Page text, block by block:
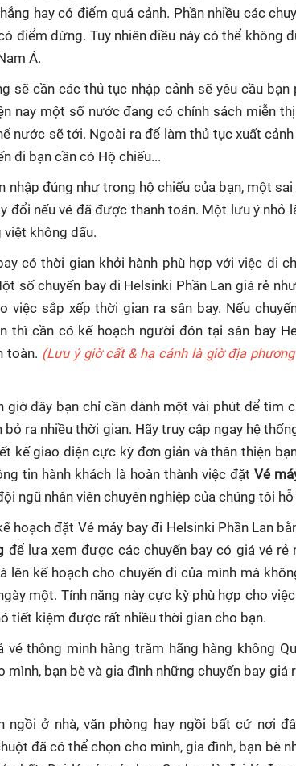
hay có điểm quá cảnh. Phần nhiều các
điểm dừng. Tuy nhiên điều này có thể không
Á.
sẽ cần các thủ tục nhập cảnh sẽ yêu cầu bạn
nay một số nước đang có chính sách miễn
nước sẽ tới. Ngoài ra để làm thủ tục xuất
đi bạn cần có Hộ chiếu...
nhập đúng như trong hộ chiếu của bạn, một
đổi nếu vé đã được thanh toán. Một lưu ý nhỏ
việt không dấu.
có thời gian khởi hành phù hợp với việc di
số chuyến bay đi Helsinki Phần Lan giá rẻ
việc sắp xếp thời gian ra sân bay. Nếu
thì cần có kế hoạch người đón tại sân bay
toàn. (Lưu ý giờ cất & hạ cánh là giờ địa
giờ đây bạn chỉ cần dành một vài phút để tìm
bỏ ra nhiều thời gian. Hãy truy cập ngay hệ
kế giao diện cực kỳ đơn giản và thân thiện
tin hành khách là hoàn thành việc đặt Vé
ngũ nhân viên chuyên nghiệp của chúng tôi
hoạch đặt Vé máy bay đi Helsinki Phần Lan
để lựa xem được các chuyến bay có giá vé rẻ
lên kế hoạch cho chuyến đi của mình mà
một. Tính năng này cực kỳ phù hợp cho việc
tiết kiệm được rất nhiều thời gian cho bạn.
thông minh hàng trăm hãng hàng không
mình, bạn bè và gia đình những chuyến bay giá
ngồi ở nhà, văn phòng hay ngồi bất cứ nơi
đã có thể chọn cho mình, gia đình, bạn bè